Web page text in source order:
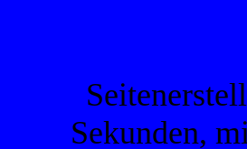
Sekunden,